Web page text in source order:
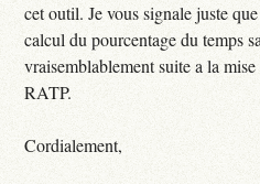
cet outil. Je vous signale juste
calcul du pourcentage du temps
vraisemblablement suite a la
RATP.
Cordialement,